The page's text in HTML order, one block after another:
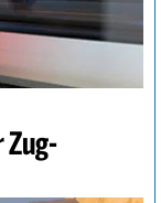
21%
Zug-